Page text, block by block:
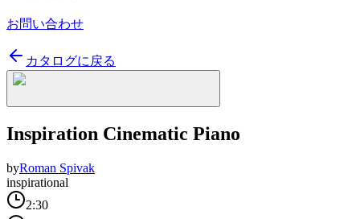
お問い合わせ
カタログに戻る
Inspiration Cinematic Piano
byRoman Spivak
inspirational
2:30